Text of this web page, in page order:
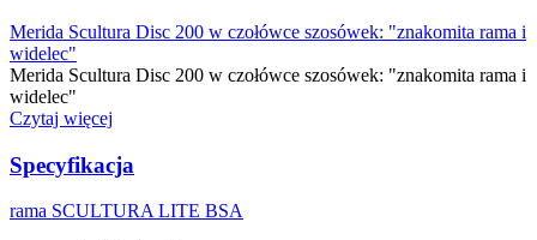
Merida Scultura Disc 200 w czołówce szosówek: "znakomita rama i
widelec"
Merida Scultura Disc 200 w czołówce szosówek: "znakomita rama i
widelec"
Czytaj więcej
Specyfikacja
rama SCULTURA LITE BSA